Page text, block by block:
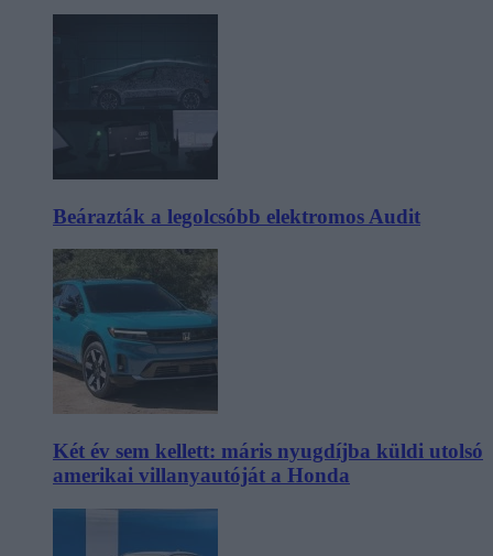
Beárazták a legolcsóbb elektromos Audit
Két év sem kellett: máris nyugdíjba küldi utolsó
amerikai villanyautóját a Honda